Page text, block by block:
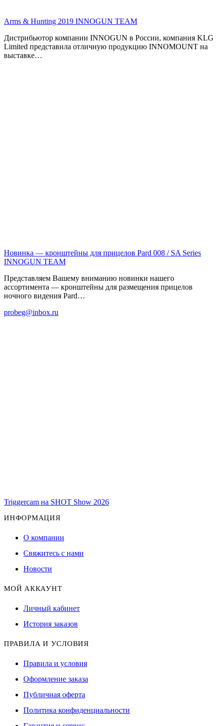
Arms & Hunting 2019 INNOGUN TEAM
Дистрибьютор компании INNOGUN в России, компания KLG
Limited представила отличную продукцию INNOMOUNT на
выставке…
Новинка — кронштейны для прицелов Pard 008 / SA Series
INNOGUN TEAM
Представляем Вашему вниманию новинки нашего
ассортимента — кронштейны для размещения прицелов
ночного видения Pard…
probeg@inbox.ru
Triggercam на SHOT Show 2026
ИНФОРМАЦИЯ
О компании
Свяжитесь с нами
Новости
МОЙ АККАУНТ
Личный кабинет
История заказов
ПРАВИЛА И УСЛОВИЯ
Правила и условия
Оформление заказа
Публичная оферта
Политика конфиденциальности